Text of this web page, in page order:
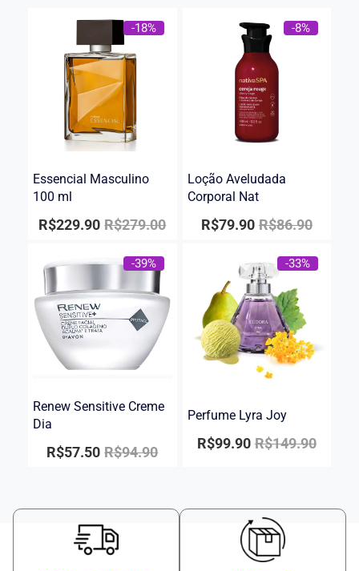
-18%
Essencial Masculino
100 ml
R$279.00
R$229.90
-8%
Loção Aveludada
Corporal Nat
R$86.90
R$79.90
-39%
Renew Sensitive Creme
Dia
R$94.90
R$57.50
-33%
Perfume Lyra Joy
R$149.90
R$99.90